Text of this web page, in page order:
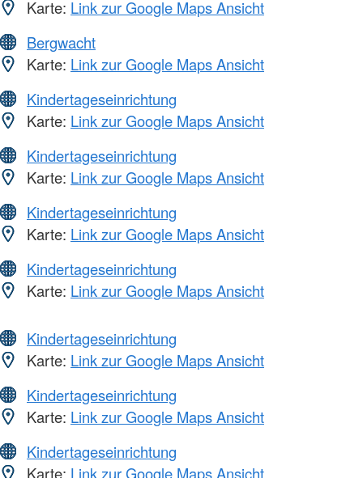
Karte: Link zur Google Maps Ansicht
Bergwacht
Karte: Link zur Google Maps Ansicht
Kindertageseinrichtung
Karte: Link zur Google Maps Ansicht
Kindertageseinrichtung
Karte: Link zur Google Maps Ansicht
Kindertageseinrichtung
Karte: Link zur Google Maps Ansicht
Kindertageseinrichtung
Karte: Link zur Google Maps Ansicht
Kindertageseinrichtung
Karte: Link zur Google Maps Ansicht
Kindertageseinrichtung
Karte: Link zur Google Maps Ansicht
Kindertageseinrichtung
Karte: Link zur Google Maps Ansicht